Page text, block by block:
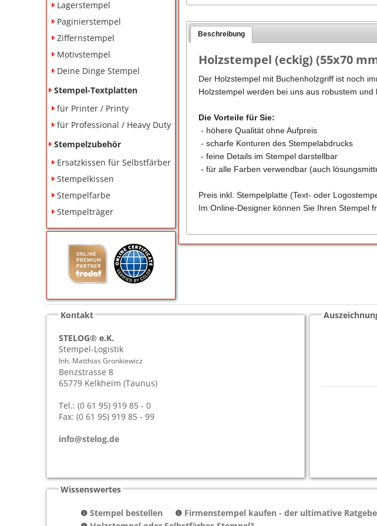
Lehrerstempel
Kinderstempel
Lagerstempel
Paginierstempel
Ziffernstempel
Motivstempel
Deine Dinge Stempel
Stempel-Textplatten
für Printer / Printy
für Professional / Heavy Duty
Stempelzubehör
Ersatzkissen für Selbstfärber
Stempelkissen
Stempelfarbe
Stempelträger
Beschreibung
Holzstempel (eckig) (55x70
Der Holzstempel mit Buchenholzgriff ist noch
Holzstempel werden bei uns aus robustem
Die Vorteile für Sie:
- höhere Qualität ohne Aufpreis
- scharfe Konturen des Stempelabdrucks
- feine Details im Stempel darstellbar
- für alle Farben verwendbar (auch
Preis inkl. Stempelplatte (Text- oder
Im Online-Designer können Sie Ihren Stempel
Kontakt
STELOG® e.K.
Stempel-Logistik
Inh. Matthias Gronkiewicz
Benzstrasse 8
65779 Kelkheim (Taunus)
Tel.: (0 61 95) 919 85 - 0
Fax: (0 61 95) 919 85 - 99
info@stelog.de
Wissenswertes
Stempel bestellen Firmenstempel kaufen - der ultimative